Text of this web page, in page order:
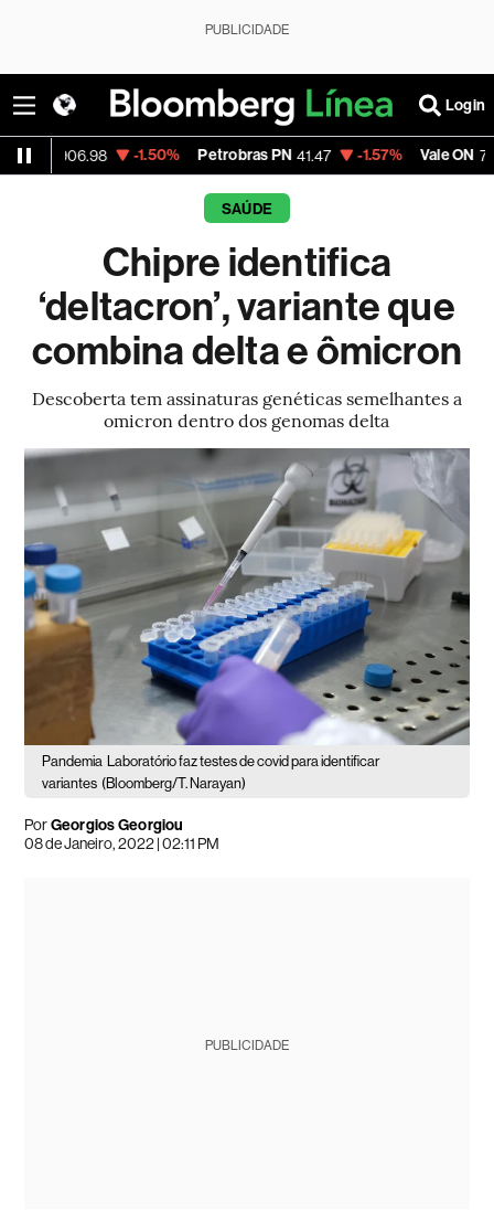
PUBLICIDADE
Login
-1.50% Petrobras PN 41.47 -1.57% Vale ON 75.20 -
SAÚDE
Chipre identifica
‘deltacron’, variante que
combina delta e ômicron
Descoberta tem assinaturas genéticas semelhantes a
omicron dentro dos genomas delta
Pandemia
Laboratório faz testes de covid para identificar
variantes (Bloomberg/T. Narayan)
PorGeorgios Georgiou
08 de Janeiro, 2022 | 02:11 PM
PUBLICIDADE